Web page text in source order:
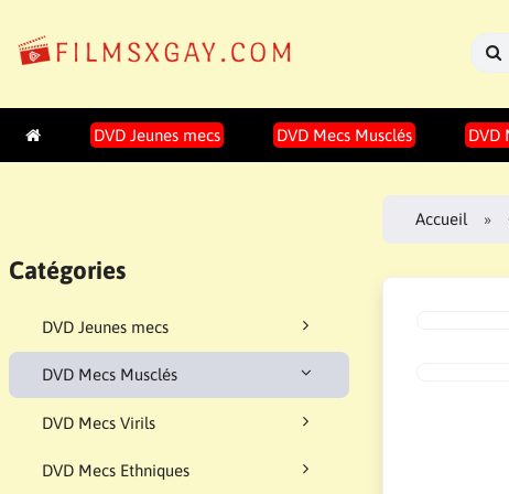
DVD Jeunes mecs DVD Mecs Musclés DVD
Catégories
DVD Jeunes mecs
DVD Mecs Musclés
DVD Mecs Virils
DVD Mecs Ethniques
Accueil